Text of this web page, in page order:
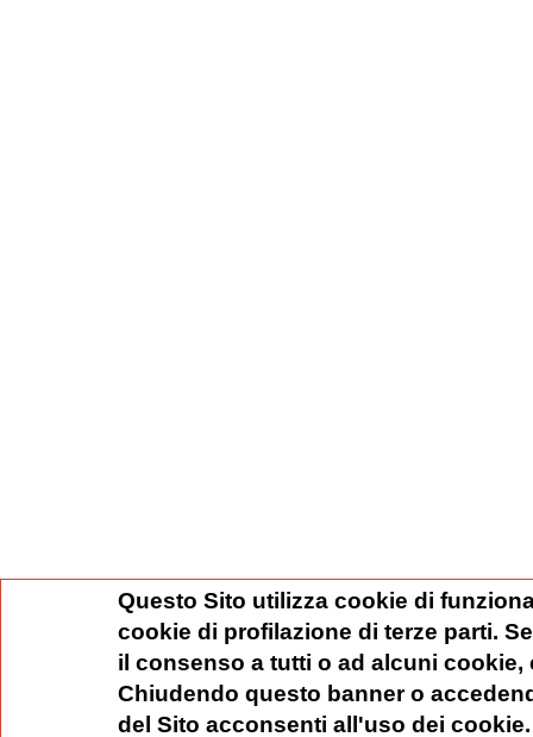
Questo Sito utilizza cookie di
cookie di profilazione di terze parti.
il consenso a tutti o ad alcuni
Chiudendo questo banner o
del Sito acconsenti all'uso dei cookie.